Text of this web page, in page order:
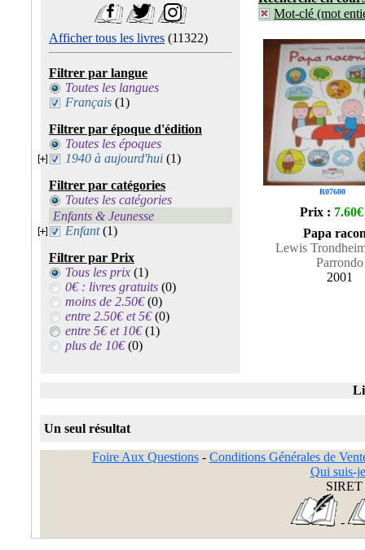
Afficher tous les livres (11322)
Filtrer par langue
Toutes les langues
Français (1)
Filtrer par époque d'édition
Toutes les époques
1940 à aujourd'hui (1)
Filtrer par catégories
Toutes les catégories
Enfants & Jeunesse
Enfant(1)
Filtrer par Prix
Tous les prix (1)
0€ : livres gratuits (0)
moins de 2.50€(0)
entre 2.50€ et 5€(0)
entre 5€ et 10€(1)
plus de 10€(0)
Mot-clé (mot
R07600
Prix : 7.60€
Papa
Lewis
Parrondo
2001
Un seul résultat
Foire Aux Questions- Conditions Générales de
Qui suis-
SIRET
-